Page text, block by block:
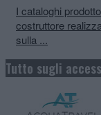
I cataloghi
costruttore
sulla ...
Tutto sugli